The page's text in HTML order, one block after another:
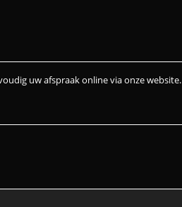
uw afspraak online via onze website.